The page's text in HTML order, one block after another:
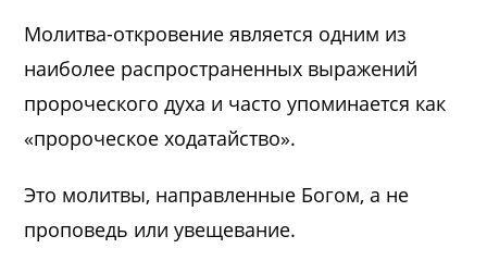
Молитва-откровение является одним из
наиболее распространенных выражений
пророческого духа и часто упоминается как
«пророческое ходатайство».
Это молитвы, направленные Богом, а не
проповедь или увещевание.